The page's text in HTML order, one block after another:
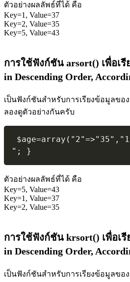
ตัวอย่างผลลัพธ์ที่ได้ คือ
Key=1, Value=37
Key=2, Value=35
Key=5, Value=43
การใช้ฟังก์ชัน arsort() เพื่อเ
in Descending Order,
เป็นฟังก์ชันสำหรับการเรียงข้อมูลขอ
ลองดูตัวอย่างกันครับ
"; }
ตัวอย่างผลลัพธ์ที่ได้ คือ
Key=5, Value=43
Key=1, Value=37
Key=2, Value=35
การใช้ฟังก์ชัน krsort() เพื่อเ
in Descending Order,
เป็นฟังก์ชันสำหรับการเรียงข้อมูลขอ